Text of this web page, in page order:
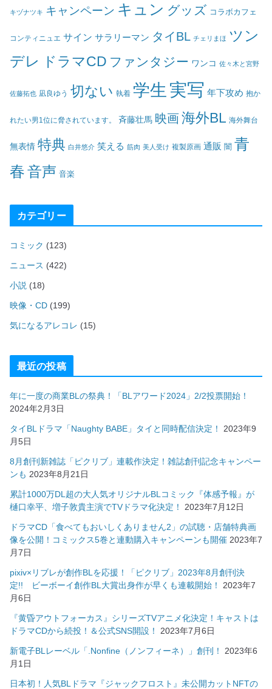
キヅナツキ キャンペーン キュン グッズ コラボカフェ
コンティニュエ サイン サラリーマン タイBL チェリまほ ツン
デレ
ドラマCD ファンタジー ワンコ 佐々木と宮野
佐藤拓也 凪良ゆう 切ない 執着 学生 実写 年下攻め 抱か
れたい男1位に脅されています。 斉藤壮馬 映画海外BL 海外舞台
無表情 特典 白井悠介 笑える 筋肉 美人受け 複製原画 通販 闇 青
春音声 音楽
カテゴリー
コミック (123)
ニュース (422)
小説 (18)
映像・CD (199)
気になるアレコレ (15)
最近の投稿
年に一度の商業BLの祭典！「BLアワード2024」2/2投票開始！
2024年2月3日
タイBLドラマ「Naughty BABE」タイと同時配信決定！
2023年9
月5日
8月創刊新雑誌「ピクリブ」連載作決定！雑誌創刊記念キャンペー
ンも 2023年8月21日
累計1000万DL超の大人気オリジナルBLコミック『体感予報』が
樋口幸平、増子敦貴主演でTVドラマ化決定！
2023年7月12日
ドラマCD「食べてもおいしくありません2」の試聴・店舗特典画
像を公開！コミックス5巻と連動購入キャンペーンも開催 2023年7
月7日
pixiv×リブレが創作BLを応援！「ピクリブ」2023年8月創刊決
定!! ビーボーイ創作BL大賞出身作が早くも連載開始！
2023年7
月6日
『黄昏アウトフォーカス』シリーズTVアニメ化決定！キャストは
ドラマCDから続投！＆公式SNS開設！
2023年7月6日
新電子BLレーベル「.Nonfine（ノンフィーネ）」創刊！
2023年6
月1日
日本初！人気BLドラマ『ジャックフロスト』未公開カットNFTの